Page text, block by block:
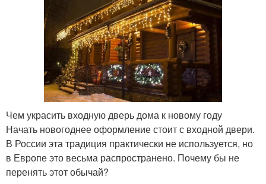
Чем украсить входную дверь дома к новому году
Начать новогоднее оформление стоит с входной двери.
В России эта традиция практически не используется, но
в Европе это весьма распространено. Почему бы не
перенять этот обычай?